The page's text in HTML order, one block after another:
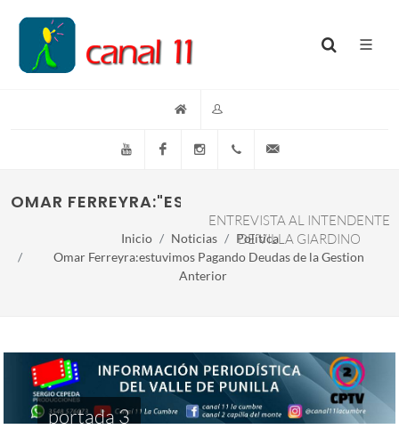
YouTube FacebookInstagram(+54)(9)3548-576073
OMAR FERREYRA:"ESTUVIMOS PAGANDO
ENTREVISTA AL INTENDENTE
DE VILLA GIARDINO
Inicio Noticias
Política
Omar Ferreyra:estuvimos Pagando Deudas de la Gestion
Anterior
portada 3